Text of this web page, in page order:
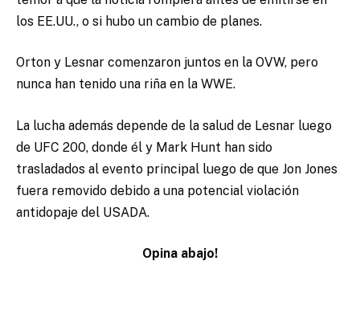
los EE.UU., o si hubo un cambio de planes.
Orton y Lesnar comenzaron juntos en la OVW, pero
nunca han tenido una riña en la WWE.
La lucha además depende de la salud de Lesnar luego
de UFC 200, donde él y Mark Hunt han sido
trasladados al evento principal luego de que Jon Jones
fuera removido debido a una potencial violación
antidopaje del USADA.
Opina abajo!